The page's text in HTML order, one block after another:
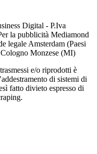
Digital - P.Iva
la pubblicità Mediamond
legale Amsterdam (Paesi
Monzese (MI)
e/o riprodotti è
di sistemi di
fatto divieto espresso di